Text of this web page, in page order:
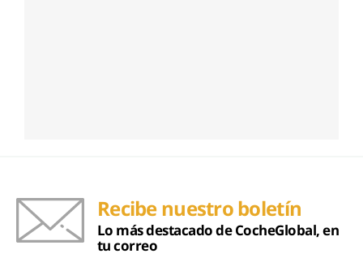
Recibe nuestro boletín
Lo más destacado de CocheGlobal, en
tu correo